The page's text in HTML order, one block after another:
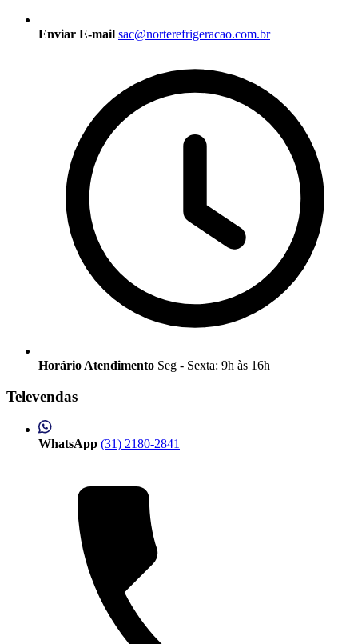
Enviar E-mail sac@norterefrigeracao.com.br
Horário Atendimento Seg - Sexta: 9h às 16h
Televendas
WhatsApp (31) 2180-2841